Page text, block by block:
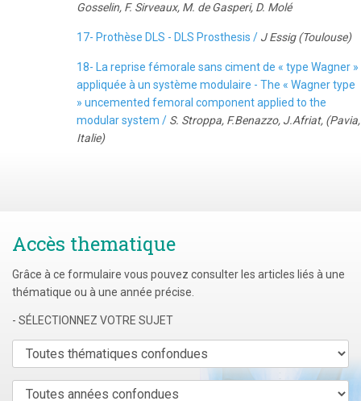
Gosselin, F. Sirveaux, M. de Gasperi, D. Molé
17- Prothèse DLS - DLS Prosthesis / J Essig (Toulouse)
18- La reprise fémorale sans ciment de « type Wagner »
appliquée à un système modulaire - The « Wagner type
» uncemented femoral component applied to the
modular system / S. Stroppa, F.Benazzo, J.Afriat, (Pavia,
Italie)
Accès thematique
Grâce à ce formulaire vous pouvez consulter les articles liés à une
thématique ou à une année précise.
- SÉLECTIONNEZ VOTRE SUJET